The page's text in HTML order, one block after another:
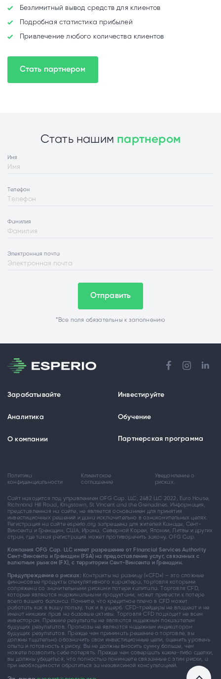
Безлимитный вывод средств для клиентов
Подробная статистика прибылей
Привлечение любого количества клиентов
Стать партнером
Стать нашим партнером
Имя
Телефон
Фамилия
Электронная почта
Отправить
*Все поля обязательны к заполнению
Зарабатывайте Инвестируйте
Аналитика Обучение
О компании Партнерская программа
Политика
конфиденциальности
Клиентское
соглашение
Уведомление о
рисках.
Сайт находится под управлением OFG Cap. LLC, 2482 LLC 2022, Euro House,
Richmond Hill Road, Kingstown, St Vincent and the Grenadines. Информация,
представленная на сайте, не является основанием для принятия
инвестиционных решений и дана исключительно в ознакомительных целях.
Регистрация на сайте esperio.org запрещена для жителей Канады, Сент-
Винсента и Гренадин, США, Ирана, Северной Кореи, Японии, Литвы и других
стран, где такая регистрация может противоречить закону. OFG Cap.
Компания OFG Cap. LLC имеет разрешение от Financial Services Authority
Сент-Винсента и Гренадин (FSA) на предоставление услуг, связанных с
валютным рынком (FX), с территории Сент-Винсента и Гренадин.
Предупреждение о рисках: Контракты на разницу («CFD») – это сложные
финансовые продукты спекулятивного характера, торговля которыми
сопряжена со значительными рисками потери капитала. Торговля CFD,
которые являются маржинальными продуктами, может привести к потере
всего вашего баланса. Помните, что кредитное плечо в CFD может
работать как в вашу пользу, так и в ущерб. CFD-трейдеры не владеют и не
имеют никаких прав на базовые активы. Торговля CFD подходит не всем
инвесторам. Прежние результаты не являются надежным показателем
будущих результатов. Прогнозы не являются надежным индикатором
будущих результатов. Прежде чем принимать решение о торговле, вы
должны тщательно обозначить свои инвестиционные цели, оценить уровень
опыта и готовность к риску. Вы не должны вносить сумму больше, чем
можете позволить себе потерять. Прежде чем совершать какие-либо сделки,
вы должны убедиться, что полностью понимаете связанные с этим риски, а
при необходимости обратиться за независимой консультацией.